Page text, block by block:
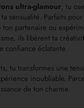
ultra-glamour, tu
sensualité. Parfaits
ton partenaire ou
ils libèrent ta
confiance éclatante.
tu transformes une
inoubliable.
de ton charme.